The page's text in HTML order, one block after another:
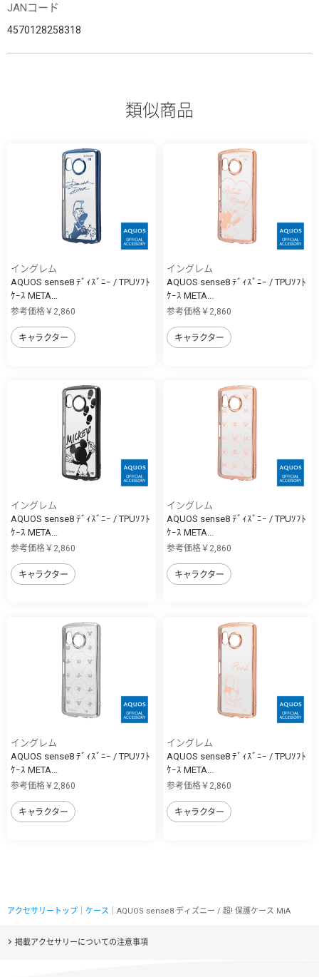
JANコード
4570128258318
類似商品
イングレム
AQUOS sense8 ﾃﾞｨｽﾞﾆｰ / TPUｿﾌﾄ
ｹｰｽ META...
参考価格￥2,860
キャラクター
イングレム
AQUOS sense8 ﾃﾞｨｽﾞﾆｰ / TPUｿﾌﾄ
ｹｰｽ META...
参考価格￥2,860
キャラクター
イングレム
AQUOS sense8 ﾃﾞｨｽﾞﾆｰ / TPUｿﾌﾄ
ｹｰｽ META...
参考価格￥2,860
キャラクター
イングレム
AQUOS sense8 ﾃﾞｨｽﾞﾆｰ / TPUｿﾌﾄ
ｹｰｽ META...
参考価格￥2,860
キャラクター
イングレム
AQUOS sense8 ﾃﾞｨｽﾞﾆｰ / TPUｿﾌﾄ
ｹｰｽ META...
参考価格￥2,860
キャラクター
イングレム
AQUOS sense8 ﾃﾞｨｽﾞﾆｰ / TPUｿﾌﾄ
ｹｰｽ META...
参考価格￥2,860
キャラクター
アクセサリートップ ケース ｜AQUOS sense8 ディズニー / 超! 保護ケース MiA
掲載アクセサリーについての注意事項